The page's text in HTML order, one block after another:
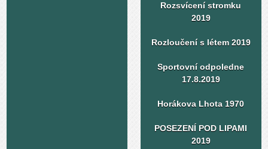
Rozsvícení stromku
2019
Rozloučení s létem 2019
Sportovní odpoledne
17.8.2019
Horákova Lhota 1970
POSEZENÍ POD LIPAMI
2019